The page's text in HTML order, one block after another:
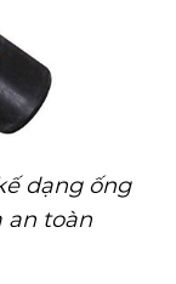
dạng ống
an toàn